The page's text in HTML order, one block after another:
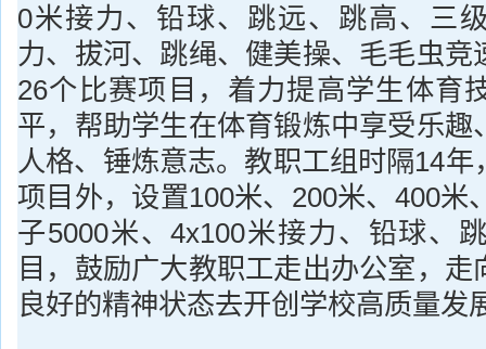
0米接力、铅球、跳远、跳高、三
力、拔河、跳绳、健美操、毛毛虫竞
26个比赛项目，着力提高学生体育
平，帮助学生在体育锻炼中享受乐趣
人格、锤炼意志。教职工组时隔14
项目外，设置100米、200米、400米
子5000米、4x100米接力、铅球、
目，鼓励广大教职工走出办公室，
良好的精神状态去开创学校高质量发